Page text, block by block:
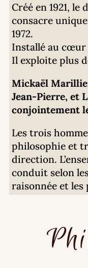
Créé en 1921, le
consacre
1972.
Installé au cœur
Il exploite plus
Mickaël
Jean-Pierre, et
conjointement
Les trois
philosophie et
direction.
conduit selon
raisonnée et les